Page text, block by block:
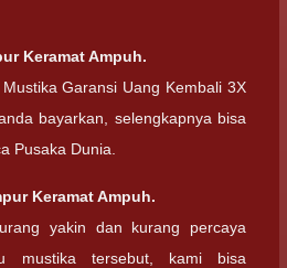
Keramat Ampuh.
Garansi Uang Kembali 3X
bayarkan, selengkapnya bisa
Pusaka Dunia.
Keramat Ampuh.
yakin dan kurang percaya
mustika tersebut, kami bisa